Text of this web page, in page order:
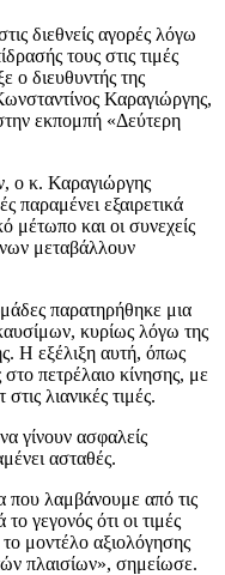
διεθνείς αγορές λόγω
τους στις τιμές
ο διευθυντής της
Καραγιώργης,
εκπομπή «Δεύτερη
ο κ. Καραγιώργης
παραμένει εξαιρετικά
μέτωπο και οι συνεχείς
μεταβάλλουν
παρατηρήθηκε μια
κυρίως λόγω της
Η εξέλιξη αυτή, όπως
πετρέλαιο κίνησης, με
λιανικές τιμές.
γίνουν ασφαλείς
ασταθές.
που λαμβάνουμε από τις
γεγονός ότι οι τιμές
μοντέλο αξιολόγησης
πλαισίων», σημείωσε.